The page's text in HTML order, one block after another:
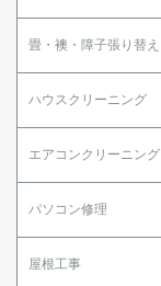
畳・襖・障子張り替え
ハウスクリーニング
エアコンクリーニング
パソコン修理
屋根工事